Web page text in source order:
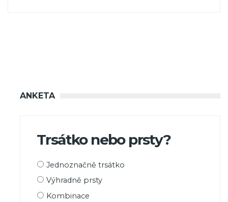
ANKETA
Trsátko nebo prsty?
Možnosti
Jednoznačně trsátko
Výhradně prsty
Kombinace